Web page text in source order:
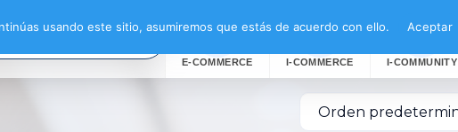
E-COMMERCE I-COMMERCE I-COMMUNITY
usando este sitio, asumiremos que estás de acuerdo con ello. Aceptar